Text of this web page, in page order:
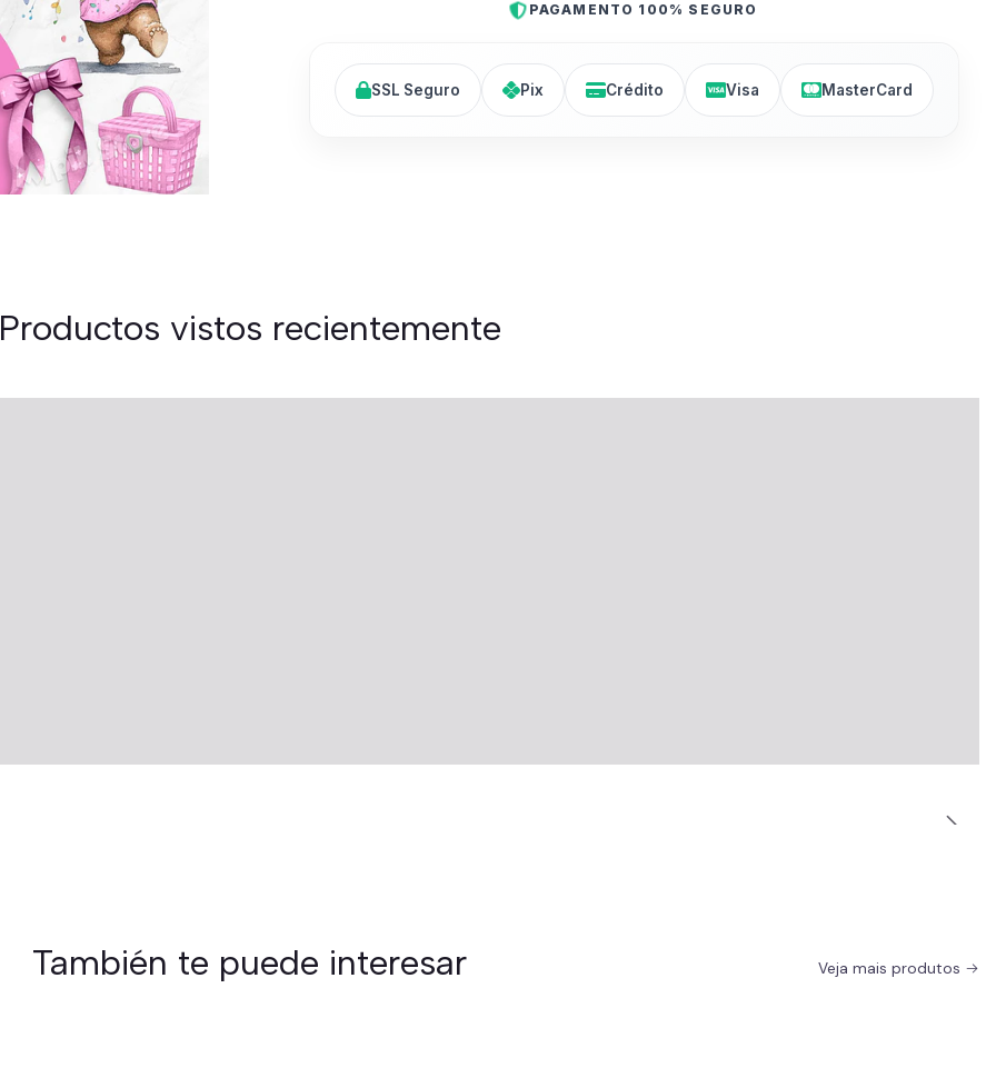
PAGAMENTO 100% SEGURO
SSL Seguro Pix Crédito Visa MasterCard
Productos vistos recientemente
También te puede interesar Veja mais produtos